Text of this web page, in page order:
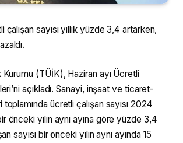
çalışan sayısı yıllık yüzde 3,4 artarken,
(TÜİK), Haziran ayı Ücretli
açıkladı. Sanayi, inşaat ve ticaret-
ücretli çalışan sayısı 2024
önceki yılın aynı ayına göre yüzde 3,4
sayısı bir önceki yılın aynı ayında 15